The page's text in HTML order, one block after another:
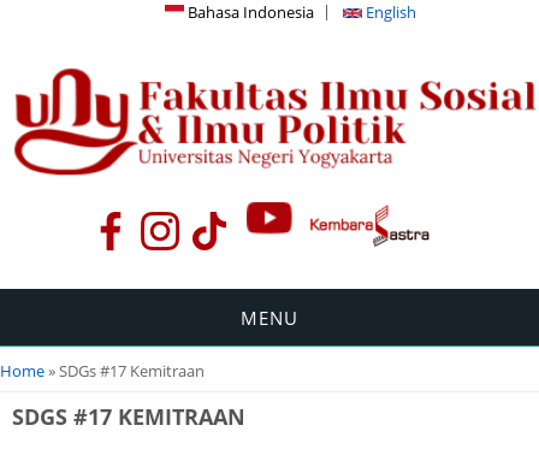
Bahasa Indonesia English
MENU
You are here
Home» SDGs #17 Kemitraan
SDGS #17 KEMITRAAN